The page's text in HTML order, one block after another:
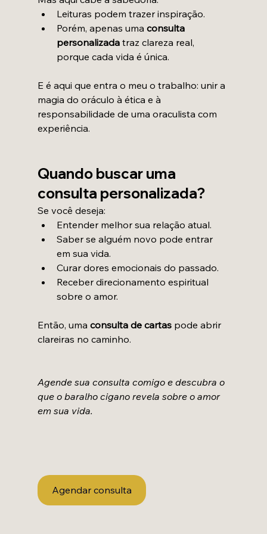
Leituras podem trazer inspiração.
Porém, apenas uma consulta
personalizada traz clareza real,
porque cada vida é única.
E é aqui que entra o meu o trabalho: unir a
magia do oráculo à ética e à
responsabilidade de uma oraculista com
experiência.
Quando buscar uma
consulta personalizada?
Se você deseja:
Entender melhor sua relação atual.
Saber se alguém novo pode entrar
em sua vida.
Curar dores emocionais do passado.
Receber direcionamento espiritual
sobre o amor.
Então, uma consulta de cartas pode abrir
clareiras no caminho.
Agende sua consulta comigo e descubra o
que o baralho cigano revela sobre o amor
em sua vida.
Agendar consulta